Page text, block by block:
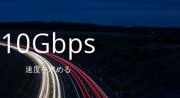
10Gbps
速度を求める